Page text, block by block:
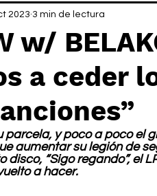
w/
a ceder
2023 3 min de lectura
parcela, y poco a poco el
aumentar su legión de
disco, “Sigo regando”, el
a hacer.